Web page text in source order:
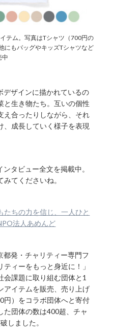
テム。写真はTシャツ（700円の
にもバッグやキッズTシャツなど
中
デザインに描かれているの
と生き物たち。互いの個性
え合ったりしながら、それ
、成長していく様子を表現
タビュー全文を掲載中。
てくださいね。
たちの力を信じ、一人ひと
法人あめんど
都発・チャリティー専門フ
ィーをもっと身近に！」
会課題に取り組む団体と1
アイテムを販売、売り上げ
円）をコラボ団体へと寄付
た団体の数は400超、チャ
しました。